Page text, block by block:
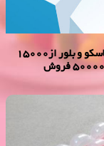
نمایندگی پلاسكو وبلورعزیزی در اهواز - حراجی پلاسکو و بلور از15000